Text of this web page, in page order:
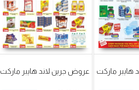
هايبر ماركت عروض جرين لاند هايبر ماركت